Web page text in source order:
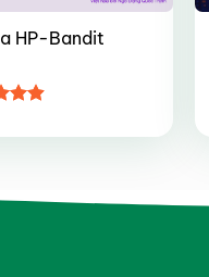
HP-Bandit
4.95